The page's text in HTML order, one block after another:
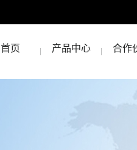
首页 产品中心 合作